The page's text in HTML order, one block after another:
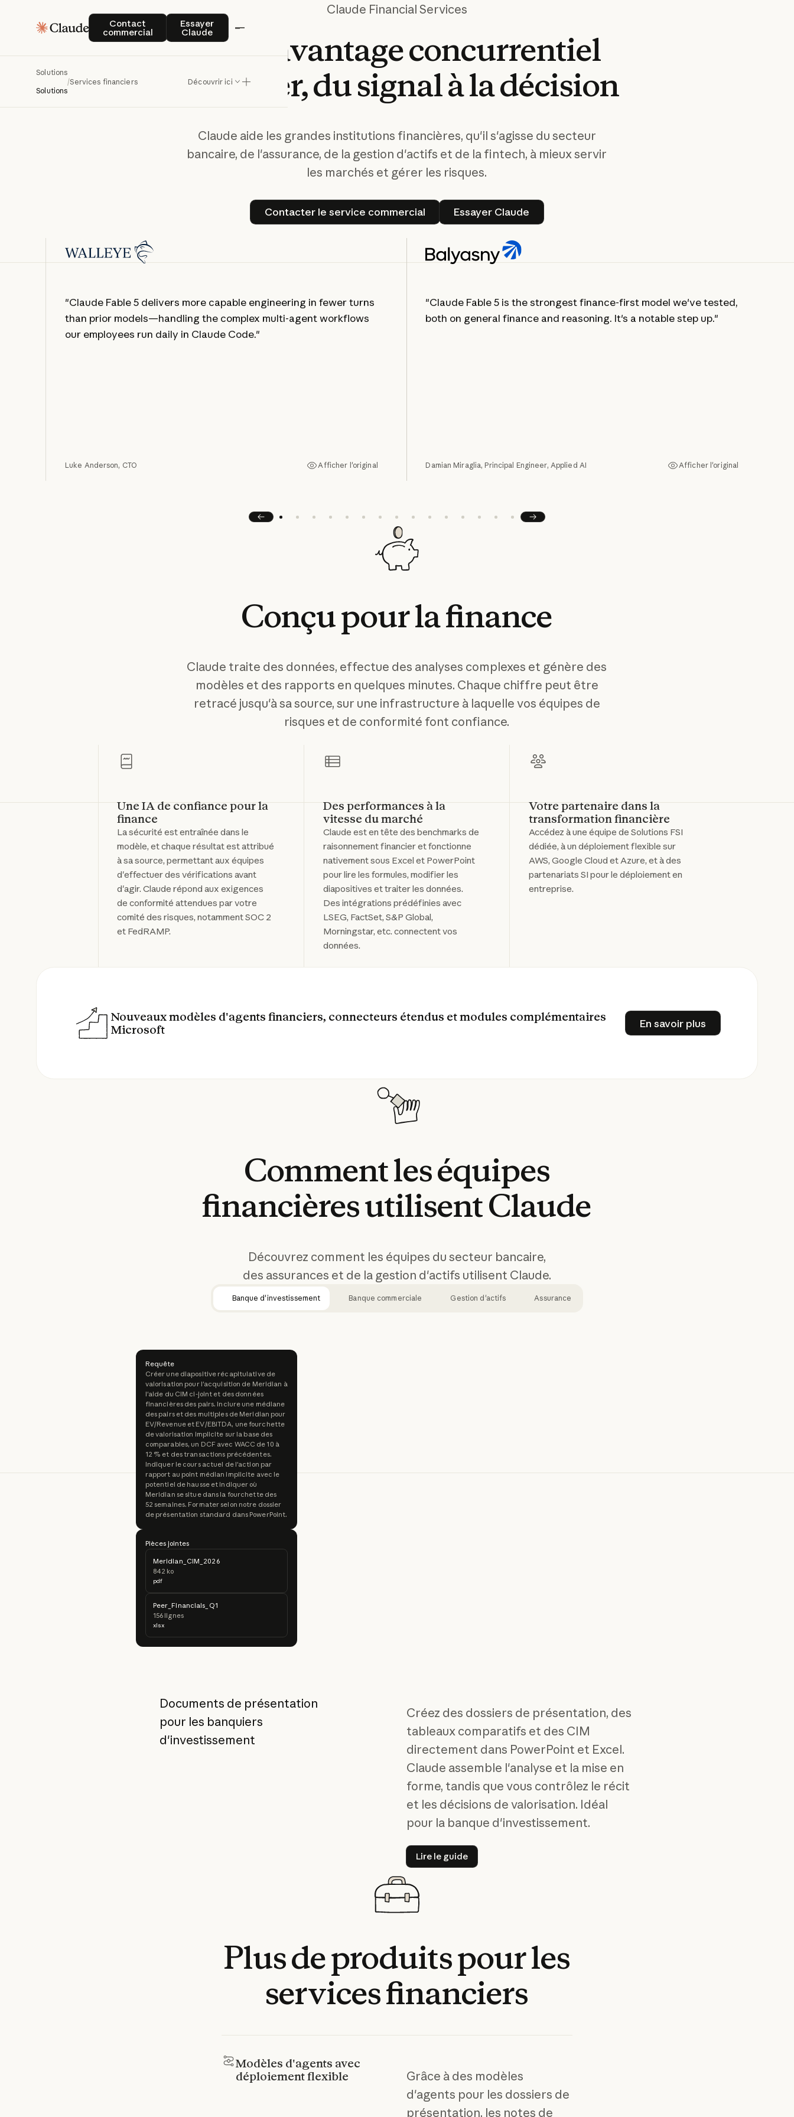
Contact
commercial
Contact commercial
Essayer
Claude
Essayer Claude
Solutions
Solutions
/Services financiers Découvrir ici
Claude Financial Services
Votreavantageconcurrentiel
financier,dusignalàladécision
Claude aide les grandes institutions financières, qu'il s'agisse du secteur
bancaire, de l'assurance, de la gestion d'actifs et de la fintech, à mieux servir
les marchés et gérer les risques.
Contacter le service commercial
Contacter le service commercial
Essayer Claude
Essayer Claude
"Claude Fable 5 delivers more capable engineering in fewer turns
than prior models—handling the complex multi-agent workflows
our employees run daily in Claude Code."
Luke Anderson, CTO Afficher l'original
Afficher l'original
"Claude Fable 5 is the strongest finance-first model we've tested,
both on general finance and reasoning. It's a notable step up."
Damian Miraglia, Principal Engineer, Applied AI Afficher l'original
Afficher l'original
Précédent Suivant
Conçupourlafinance
Claude traite des données, effectue des analyses complexes et génère des
modèles et des rapports en quelques minutes. Chaque chiffre peut être
retracé jusqu'à sa source, sur une infrastructure à laquelle vos équipes de
risques et de conformité font confiance.
Une IA de confiance pour la
finance
La sécurité est entraînée dans le
modèle, et chaque résultat est attribué
à sa source, permettant aux équipes
d'effectuer des vérifications avant
d'agir. Claude répond aux exigences
de conformité attendues par votre
comité des risques, notamment SOC 2
et FedRAMP.
Des performances à la
vitesse du marché
Claude est en tête des benchmarks de
raisonnement financier et fonctionne
nativement sous Excel et PowerPoint
pour lire les formules, modifier les
diapositives et traiter les données.
Des intégrations prédéfinies avec
LSEG, FactSet, S&P Global,
Morningstar, etc. connectent vos
données.
Votre partenaire dans la
transformation financière
Accédez à une équipe de Solutions FSI
dédiée, à un déploiement flexible sur
AWS, Google Cloud et Azure, et à des
partenariats SI pour le déploiement en
entreprise.
Nouveaux modèles d'agents financiers, connecteurs étendus et modules complémentaires
Microsoft
En savoir plus
En savoir plus
Commentleséquipes
financièresutilisentClaude
Découvrez comment les équipes du secteur bancaire,
des assurances et de la gestion d'actifs utilisent Claude.
Banque d'investissement Banque commerciale Gestion d'actifs Assurance
Requête
Créer une diapositive récapitulative de
valorisation pour l'acquisition de Meridian à
l'aide du CIM ci-joint et des données
financières des pairs. Inclure une médiane
des pairs et des multiples de Meridian pour
EV/Revenue et EV/EBITDA, une fourchette
de valorisation implicite sur la base des
comparables, un DCF avec WACC de 10 à
12 % et des transactions précédentes.
Indiquer le cours actuel de l'action par
rapport au point médian implicite avec le
potentiel de hausse et indiquer où
Meridian se situe dans la fourchette des
52 semaines. Formater selon notre dossier
de présentation standard dans PowerPoint.
Pièces jointes
Meridian_CIM_2026
842 ko
pdf
Peer_Financials_Q1
156 lignes
xlsx
Documents de présentation
pour les banquiers
d'investissement
Créez des dossiers de présentation, des
tableaux comparatifs et des CIM
directement dans PowerPoint et Excel.
Claude assemble l'analyse et la mise en
forme, tandis que vous contrôlez le récit
et les décisions de valorisation. Idéal
pour la banque d'investissement.
Lire le guide
Lire le guide
Plusdeproduitspourles
servicesfinanciers
Modèles d'agents avec
déploiement flexible
Grâce à des modèles
d'agents pour les dossiers de
présentation, les notes de